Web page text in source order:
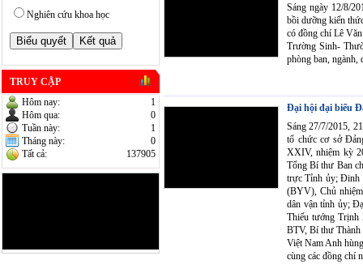
Nghiên cứu khoa học
TRUY CẬP
Hôm nay:
1
Hôm qua:
0
Tuần này:
1
Tháng này:
0
Tất cả:
137905
Sáng ngày 12/8/
bồi dưỡng kiến
có đồng chí Lê
Trường Sinh-
phòng ban, ngành,
Đại hội đại biểu
Sáng 27/7/2015,
tổ chức cơ sở
XXIV, nhiệm kỳ
Tổng Bí thư Ban
trực Tỉnh ủy; Đinh
(BYV), Chủ
dân vận tỉnh ủy;
Thiếu tướng
BTV, Bí thư Thành
Việt Nam Anh
cùng các đồng chí